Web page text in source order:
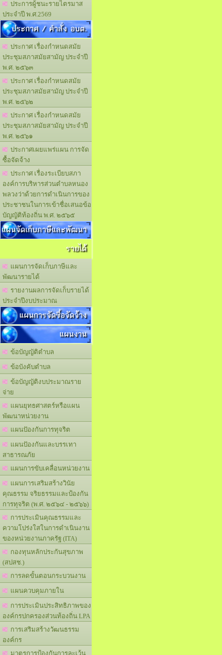
ประการผู้ชนะรายไตรมาส
ประจำปี พ.ศ.2569
ประกาศ / คำสั่ง อบต.
ประกาศ เรื่องกำหนดสมัย
ประชุมสภาสมัยสามัญ ประจำปี
พ.ศ. ๒๕๖๓
ประกาศ เรื่องกำหนดสมัย
ประชุมสภาสมัยสามัญ ประจำปี
พ.ศ. ๒๕๖๒
ประกาศ เรื่องกำหนดสมัย
ประชุมสภาสมัยสามัญ ประจำปี
พ.ศ. ๒๕๖๑
ประกาศเผยแพร่แผน การจัด
ซื้อจัดจ้าง
ประกาศ เรื่องระเบียบสภา
องค์การบริหารส่วนตำบลหนอง
พลวงว่าด้วยการดำเนินการของ
ประชาชนในการเข้าชื่อเสนอข้อ
บัญญัติท้องถิ่น พ.ศ. ๒๕๖๕
แผนจัดเก็บภาษีและพัฒนา
รายได้
แผนการจัดเก็บภาษีและ
พัฒนารายได้
รายงานผลการจัดเก็บรายได้
ประจำปีงบประมาณ
แผนการจัดซื้อจัดจ้าง
แผนงาน
ข้อบัญญัติตำบล
ข้อบังคับตำบล
ข้อบัญญัติงบประมาณราย
จ่าย
แผนยุทธศาสตร์หรือแผน
พัฒนาหน่วยงาน
แผนปัองกันการทุจริต
แผนปัองกันและบรรเทา
สาธารณภัย
แผนการขับเคลื่อนหน่วยงาน
แผนการเสริมสร้างวินัย
คุณธรรม จริยธรรมและป้องกัน
การทุจริต (พ.ศ. ๒๕๖๔ - ๒๕๖๖)
การประเมินคุณธรรมและ
ความโปร่งใสในการดำเนินงาน
ของหน่วยงานภาครัฐ (ITA)
กองทุนหลักประกันสุขภาพ
(สปสช.)
การลดขั้นตอนกระบวนงาน
แผนควบคุมภายใน
การประเมินประสิทธิภาพของ
องค์กรปกครองส่วนท้องถิ่น LPA
การเสริมสร้างวัฒนธรรม
องค์กร
มาตรการป้องกันการละเว้น